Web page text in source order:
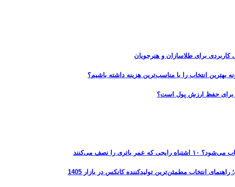
کاربردی برای طلاسازان و هنرجویان
انتخاب را با مناسب‌ترین هزینه داشته باشیم؟
برای حفظ ارزش پول است؟
باتری را نصف می‌کنند